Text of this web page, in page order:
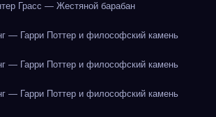
Грасс — Жестяной барабан
— Гарри Поттер и философский камень
— Гарри Поттер и философский камень
— Гарри Поттер и философский камень